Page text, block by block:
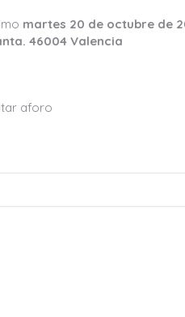
martes 20 de octubre de
46004 Valencia
aforo